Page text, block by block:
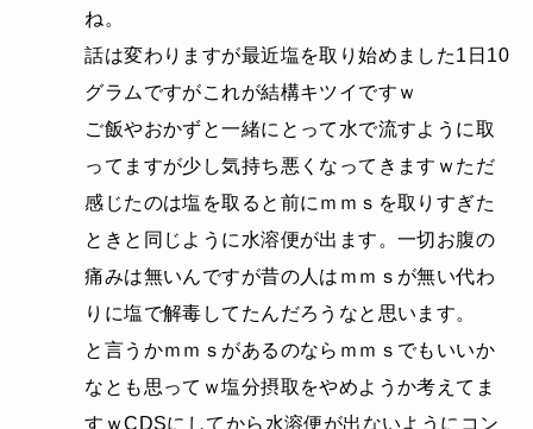
ね。
話は変わりますが最近塩を取り始めました1日10
グラムですがこれが結構キツイですｗ
ご飯やおかずと一緒にとって水で流すように取
ってますが少し気持ち悪くなってきますｗただ
感じたのは塩を取ると前にｍｍｓを取りすぎた
ときと同じように水溶便が出ます。一切お腹の
痛みは無いんですが昔の人はｍｍｓが無い代わ
りに塩で解毒してたんだろうなと思います。
と言うかｍｍｓがあるのならｍｍｓでもいいか
なとも思ってｗ塩分摂取をやめようか考えてま
すｗCDSにしてから水溶便が出ないようにコン